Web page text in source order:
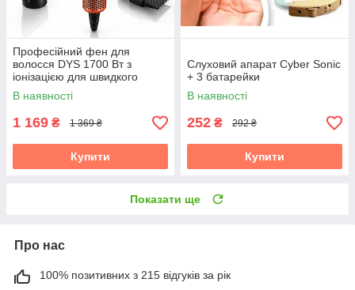
Професійний фен для
волосся DYS 1700 Вт з
іонізацією для швидкого
сушіння 110 000 об/хв
В наявності
1 169 ₴ 1 369 ₴
Купити
Слуховий апарат Cyber Sonic
+ 3 батарейки
В наявності
252 ₴ 292 ₴
Купити
Показати ще
Про нас
100% позитивних з 215 відгуків за рік